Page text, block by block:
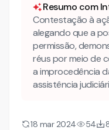
Resumo com
Contestação à
alegando que a
permissão,
réus por meio de
a improcedência
assistência
18 mar 2024 54